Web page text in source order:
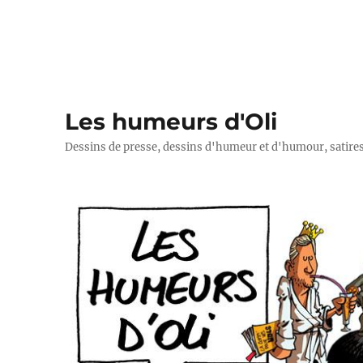
Les humeurs d'Oli
Dessins de presse, dessins d'humeur et d'humour,